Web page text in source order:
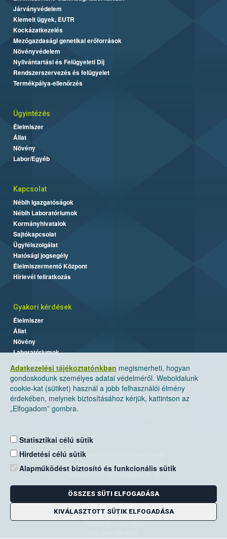
Adatkezelési tájékoztatónkban megismerheti, hogyan
gondoskodunk személyes adatai védelméről. Weboldalunk
cookie-kat (sütiket) használ a jobb felhasználói élmény
érdekében, melynek biztosításához kérjük, kattintson az
„Elfogadom” gombra.
Statisztikai célú sütik
Hirdetési célú sütik
Alapműködést biztosító és funkcionális sütik
ÖSSZES SÜTI ELFOGADÁSA
KIVÁLASZTOTT SÜTIK ELFOGADÁSA
Járványvédelem
Kiemelt ügyek, EUTR
Kockázatkezelés
Mezőgazdasági genetikai erőforrások
Növényvédelem
Nyilvántartási és Felügyeleti Díj
Rendszerszervezés és felügyelet
Termékpálya-ellenőrzés
Ügyintézés
Élelmiszer
Állat
Növény
Labor/Egyéb
Kapcsolat
Nébih Igazgatóságok
Nébih Laboratóriumok
Kormányhivatalok
Sajtókapcsolat
Ügyfélszolgálat
Hatósági jogsegély
Élelmiszermentő Központ
Hírlevél feliratkozás
Gyakori kérdések
Élelmiszer
Állat
Növény
Laboratóriumok
Nemzeti Élelmiszerlánc-biztonsági Hivatal
Cím: 1024 Budapest, Keleti Károly utca. 24.
E-mail:ugyfelszolgalat@nebih.gov.hu
Zöld szám: 06-80/263-244
Telefon: 06-1/ 336-9000